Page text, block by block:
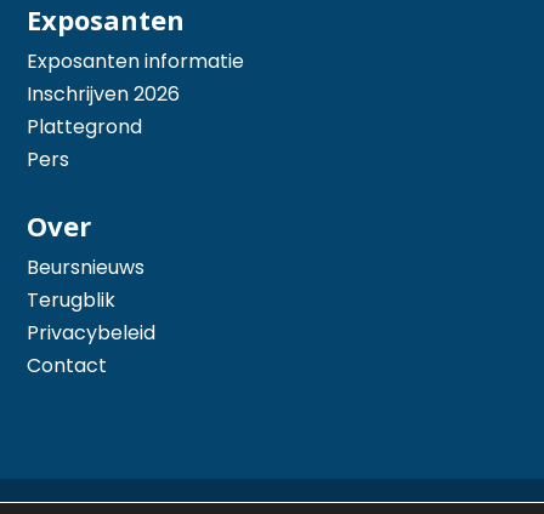
Exposanten
Exposanten informatie
Inschrijven 2026
Plattegrond
Pers
Over
Beursnieuws
Terugblik
Privacybeleid
Contact